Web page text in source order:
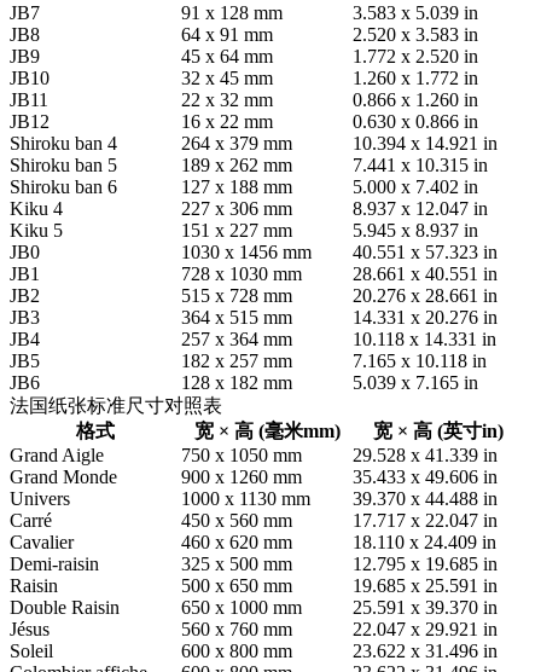
JB7
91 x 128 mm
3.583 x 5.039 in
JB8
64 x 91 mm
2.520 x 3.583 in
JB9
45 x 64 mm
1.772 x 2.520 in
JB10
32 x 45 mm
1.260 x 1.772 in
JB11
22 x 32 mm
0.866 x 1.260 in
JB12
16 x 22 mm
0.630 x 0.866 in
Shiroku ban 4
264 x 379 mm
10.394 x 14.921 in
Shiroku ban 5
189 x 262 mm
7.441 x 10.315 in
Shiroku ban 6
127 x 188 mm
5.000 x 7.402 in
Kiku 4
227 x 306 mm
8.937 x 12.047 in
Kiku 5
151 x 227 mm
5.945 x 8.937 in
JB0
1030 x 1456 mm
40.551 x 57.323 in
JB1
728 x 1030 mm
28.661 x 40.551 in
JB2
515 x 728 mm
20.276 x 28.661 in
JB3
364 x 515 mm
14.331 x 20.276 in
JB4
257 x 364 mm
10.118 x 14.331 in
JB5
182 x 257 mm
7.165 x 10.118 in
JB6
128 x 182 mm
5.039 x 7.165 in
法国纸张标准尺寸对照表
格式
宽 × 高 (毫米mm)
宽 × 高 (英寸in)
Grand Aigle
750 x 1050 mm
29.528 x 41.339 in
Grand Monde
900 x 1260 mm
35.433 x 49.606 in
Univers
1000 x 1130 mm
39.370 x 44.488 in
Carré
450 x 560 mm
17.717 x 22.047 in
Cavalier
460 x 620 mm
18.110 x 24.409 in
Demi-raisin
325 x 500 mm
12.795 x 19.685 in
Raisin
500 x 650 mm
19.685 x 25.591 in
Double Raisin
650 x 1000 mm
25.591 x 39.370 in
Jésus
560 x 760 mm
22.047 x 29.921 in
Soleil
600 x 800 mm
23.622 x 31.496 in